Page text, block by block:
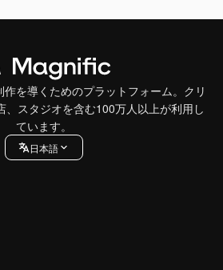
を導くためのプラットフォーム。クリ
、スタジオを含む100万人以上が利用し
ています。
日本語